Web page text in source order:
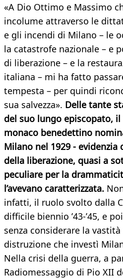
«A Dio Ottimo e Massimo
incolume attraverso le
e gli incendi di Milano – le
la catastrofe nazionale – e
di liberazione – e la
italiana – mi ha fatto
tempesta – per quindi
sua salvezza». Delle tante
del suo lungo episcopato,
monaco benedettino
Milano nel 1929 - evidenzia
della liberazione, quasi a
peculiare per la
l’avevano caratterizzata.
infatti, il ruolo svolto dalla
difficile biennio ’43-’45, e
senza considerare la
distruzione che investì
Nella crisi della guerra, a
Radiomessaggio di Pio XII